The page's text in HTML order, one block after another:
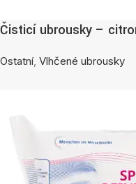
Čisticí ubrousky –
Ostatní, Vlhčené ubrousky